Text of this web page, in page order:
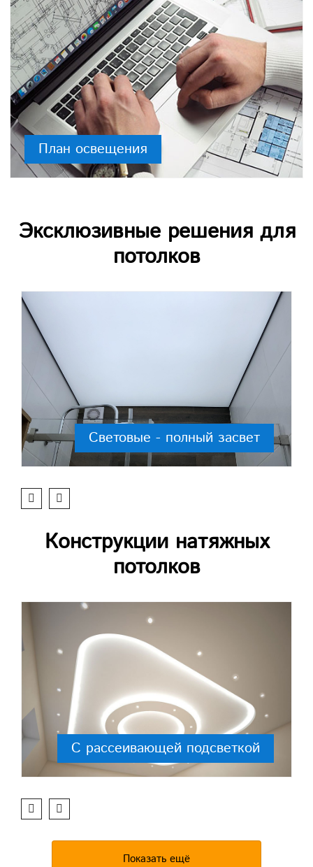
План освещения
Эксклюзивные решения для
потолков
Световые - полный засвет
Конструкции натяжных
потолков
С рассеивающей подсветкой
Показать ещё